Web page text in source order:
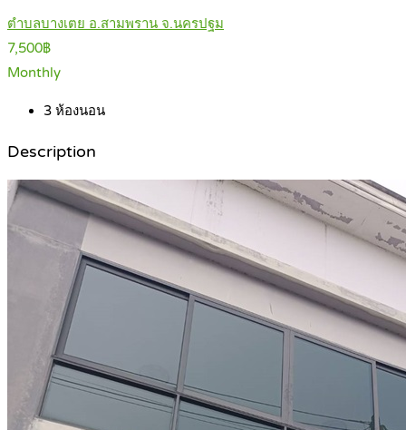
ตำบลบางเตย อ.สามพราน จ.นครปฐม
7,500฿
Monthly
3 ห้องนอน
Description